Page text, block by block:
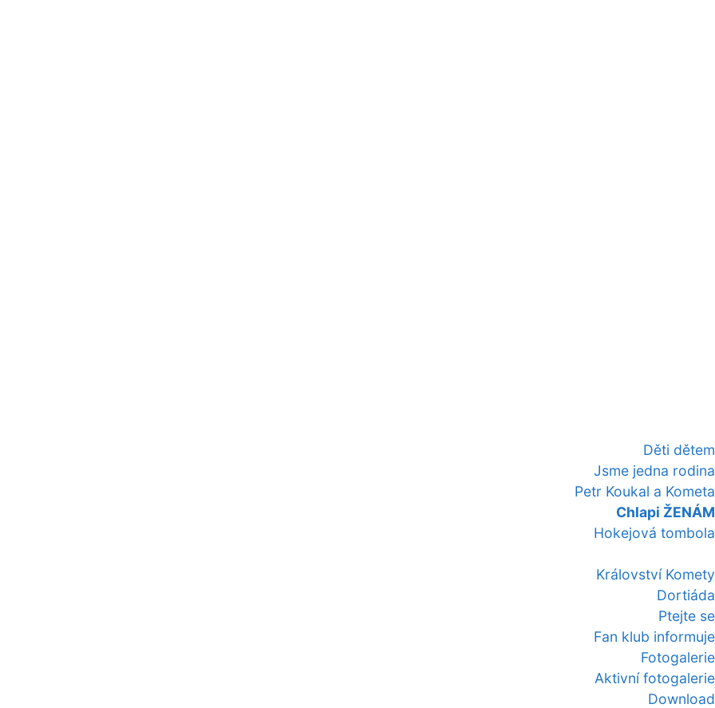
Děti dětem
Jsme jedna rodina
Petr Koukal a Kometa
Chlapi ŽENÁM
Hokejová tombola
Království Komety
Dortiáda
Ptejte se
Fan klub informuje
Fotogalerie
Aktivní fotogalerie
Download